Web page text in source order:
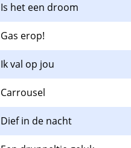
Is het een droom
Gas erop!
Ik val op jou
Carrousel
Dief in de nacht